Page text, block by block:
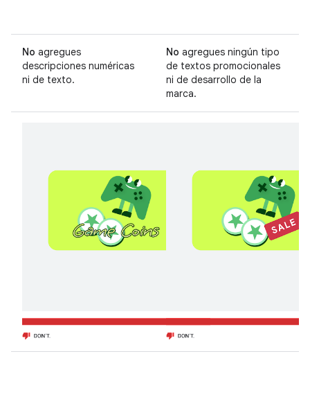
No agregues
descripciones numéricas
ni de texto.
No agregues ningún tipo
de textos promocionales
ni de desarrollo de la
marca.